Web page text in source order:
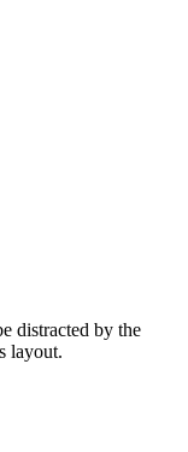
distracted by the
layout.